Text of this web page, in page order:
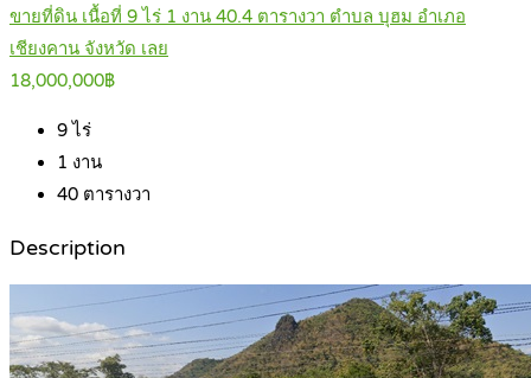
ขายที่ดิน เนื้อที่ 9 ไร่ 1 งาน 40.4 ตารางวา ตำบล บุฮม อำเภอ
เชียงคาน จังหวัด เลย
18,000,000฿
9ไร่
1 งาน
40 ตารางวา
Description